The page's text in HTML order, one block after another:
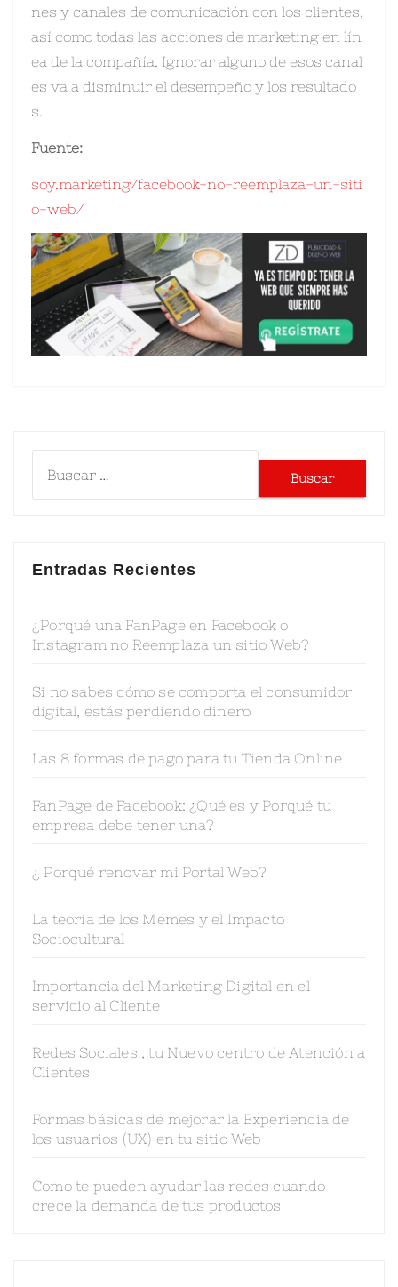
nes y canales de comunicación con los clientes,
así como todas las acciones de marketing en lín
ea de la compañía. Ignorar alguno de esos canal
es va a disminuir el desempeño y los resultado
s.
Fuente:
soy.marketing/facebook-no-reemplaza-un-siti
o-web/
Entradas Recientes
¿Porqué una FanPage en Facebook o
Instagram no Reemplaza un sitio Web?
Si no sabes cómo se comporta el consumidor
digital, estás perdiendo dinero
Las 8 formas de pago para tu Tienda Online
FanPage de Facebook: ¿Qué es y Porqué tu
empresa debe tener una?
¿ Porqué renovar mi Portal Web?
La teoría de los Memes y el Impacto
Sociocultural
Importancia del Marketing Digital en el
servicio al Cliente
Redes Sociales , tu Nuevo centro de Atención a
Clientes
Formas básicas de mejorar la Experiencia de
los usuarios (UX) en tu sitio Web
Como te pueden ayudar las redes cuando
crece la demanda de tus productos